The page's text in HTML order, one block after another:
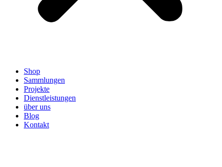
Shop
Sammlungen
Projekte
Dienstleistungen
über uns
Blog
Kontakt